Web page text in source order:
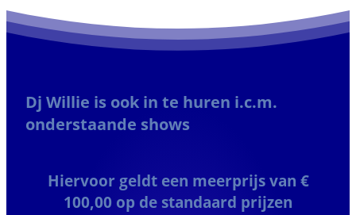
Dj Willie is ook in te huren i.c.m.
onderstaande shows
Hiervoor geldt een meerprijs van €
100,00 op de standaard prijzen